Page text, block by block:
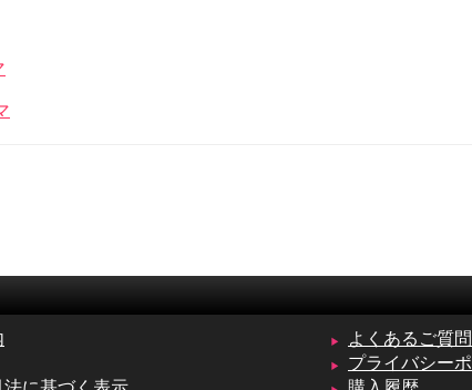
よくあるご質問
プライバシー